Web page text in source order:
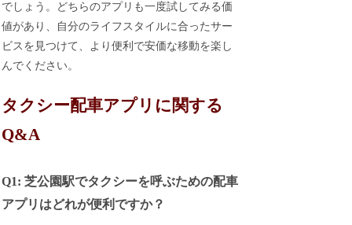
でしょう。どちらのアプリも一度試してみる価
値があり、自分のライフスタイルに合ったサー
ビスを見つけて、より便利で安価な移動を楽し
んでください。
タクシー配車アプリに関する
Q&A
Q1: 芝公園駅でタクシーを呼ぶための配車
アプリはどれが便利ですか？